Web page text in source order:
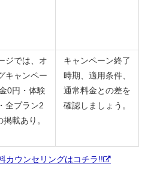
ジでは、オ
キャンペー
0円・体験
全プラン2
載あり。
キャンペーン終了
時期、適用条件、
通常料金との差を
確認しましょう。
カウンセリングはコチラ!!